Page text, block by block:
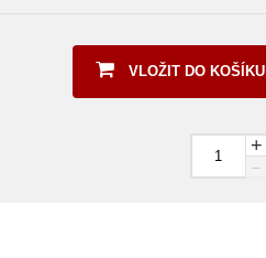
VLOŽIT DO KOŠÍKU
+
–